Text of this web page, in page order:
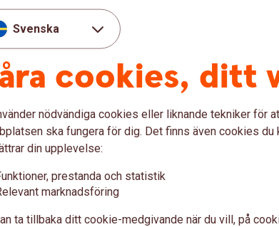
pensionssparandet eller
486125780
Blogg
Bloggen för den
Svenska
cookies, ditt
nödvändiga cookies eller liknande tekniker för
ska fungera för dig. Det finns även cookies du
din upplevelse:
prestanda och statistik
marknadsföring
ta tillbaka ditt cookie-medgivande när du vill, på